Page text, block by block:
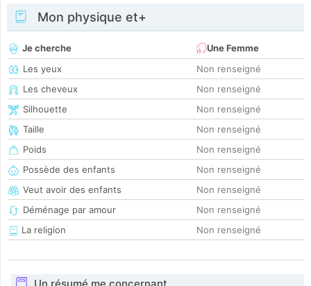
Mon physique et+
Je cherche
Une Femme
Les yeux
Non renseigné
Les cheveux
Non renseigné
Silhouette
Non renseigné
Taille
Non renseigné
Poids
Non renseigné
Possède des enfants
Non renseigné
Veut avoir des enfants
Non renseigné
Déménage par amour
Non renseigné
La religion
Non renseigné